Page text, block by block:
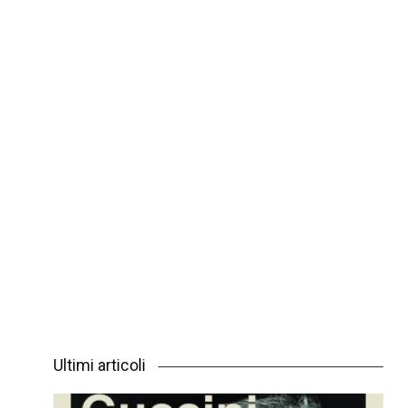
Ultimi articoli